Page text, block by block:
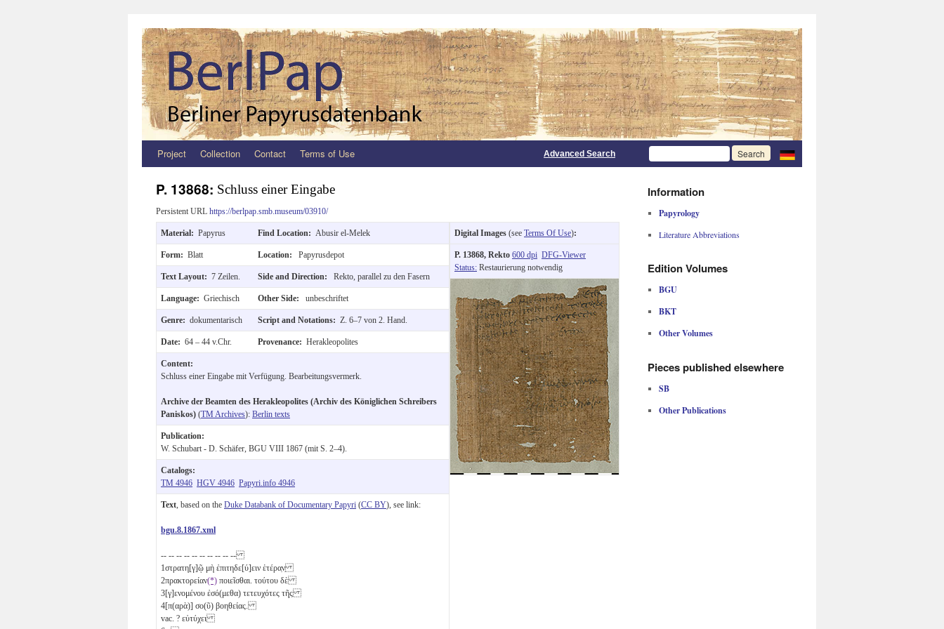
Zum
springen
Project Collection Contact Terms of Use Advanced Search
P. 13868: Schluss einer Eingabe
Persistent URL https://berlpap.smb.museum/03910/
Material: Papyrus Find Location: Abusir el-Melek
Form: Blatt Location: Papyrusdepot
Text Layout: 7 Zeilen. Side and Direction: Rekto, parallel zu den Fasern
Language: Griechisch Other Side: unbeschriftet
Genre: dokumentarisch Script and Notations: Z. 6–7 von 2. Hand.
Date: 64 – 44 v.Chr. Provenance: Herakleopolites
Content:
Schluss einer Eingabe mit Verfügung. Bearbeitungsvermerk.
Archive der Beamten des Herakleopolites (Archiv des Königlichen Schreibers
Paniskos) (TM Archives): Berlin texts
Publication:
W. Schubart - D. Schäfer, BGU VIII 1867 (mit S. 2–4).
Catalogs:
TM 4946 HGV 4946 Papyri.info 4946
Text , based on the Duke Databank of Documentary Papyri (CC BY), see link:
bgu.8.1867.xml
-- -- -- -- -- -- -- -- -- --
1στρατη[γ]ῷ μὴ ἐπιτηδε[ύ]ειν ἑτέρα̣ν̣
2πρακτορείαν(*) ποιεῖσθαι. τούτου δὲ
3[γ]ενομένου ἐσό(μεθα) τετευχότες τῆ̣ς
4[π(αρὰ)] σο(ῦ) βοηθείας.
vac. ? εὐτύχει
Digital Images (see Terms Of Use):
P. 13868, Rekto 600 dpi DFG-Viewer
Status: Restaurierung notwendig
Information
Papyrology
Literature Abbreviations
Edition Volumes
BGU
BKT
Other Volumes
Pieces published elsewhere
SB
Other Publications